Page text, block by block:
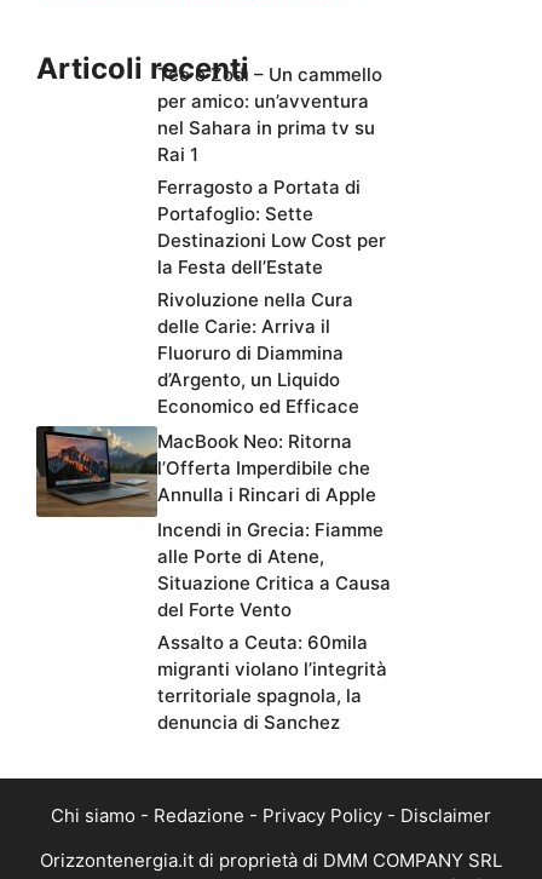
Articoli recentiTeo e Zodì – Un cammello
per amico: un’avventura
nel Sahara in prima tv su
Rai 1
Ferragosto a Portata di
Portafoglio: Sette
Destinazioni Low Cost per
la Festa dell’Estate
Rivoluzione nella Cura
delle Carie: Arriva il
Fluoruro di Diammina
d’Argento, un Liquido
Economico ed Efficace
MacBook Neo: Ritorna
l’Offerta Imperdibile che
Annulla i Rincari di Apple
Incendi in Grecia: Fiamme
alle Porte di Atene,
Situazione Critica a Causa
del Forte Vento
Assalto a Ceuta: 60mila
migranti violano l’integrità
territoriale spagnola, la
denuncia di Sanchez
Chi siamo - Redazione - Privacy Policy - Disclaimer
Orizzontenergia.it di proprietà di DMM COMPANY SRL